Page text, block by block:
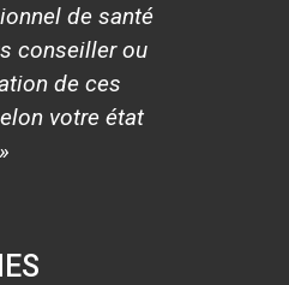
de santé
conseiller ou
de ces
votre état